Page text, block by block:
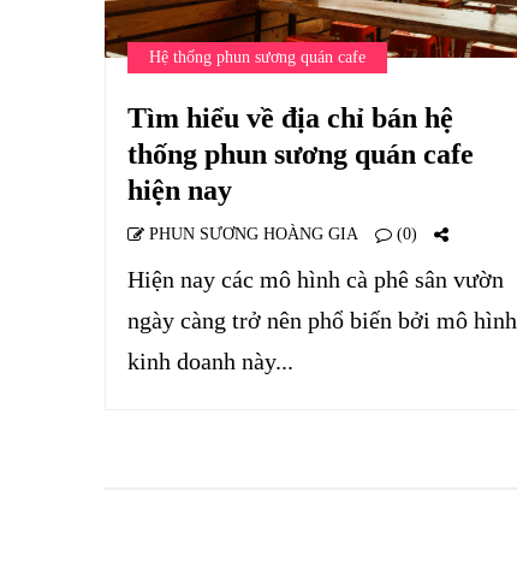
Hệ thống phun sương quán cafe
Tìm hiểu về địa chỉ bán hệ
thống phun sương quán cafe
hiện nay
PHUN SƯƠNG HOÀNG GIA (0)
Hiện nay các mô hình cà phê sân vườn
ngày càng trở nên phổ biến bởi mô hình
kinh doanh này...